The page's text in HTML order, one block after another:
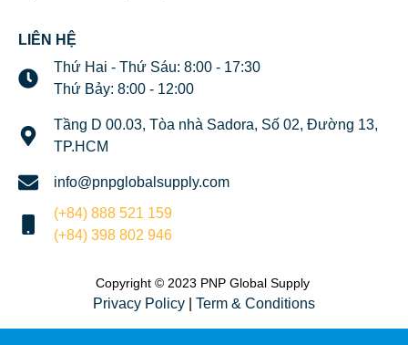
LIÊN HỆ
Thứ Hai - Thứ Sáu: 8:00 - 17:30
Thứ Bảy: 8:00 - 12:00
Tầng D 00.03, Tòa nhà Sadora, Số 02, Đường 13,
TP.HCM
info@pnpglobalsupply.com
(+84) 888 521 159
(+84) 398 802 946
Copyright © 2023 PNP Global Supply
Privacy Policy Term & Conditions